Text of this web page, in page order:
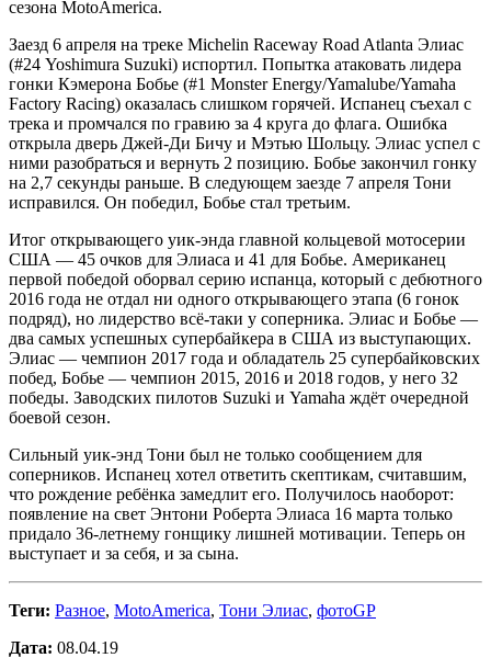
сезона MotoAmerica.
Заезд 6 апреля на треке Michelin Raceway Road Atlanta Элиас
(#24 Yoshimura Suzuki) испортил. Попытка атаковать лидера
гонки Кэмерона Бобье (#1 Monster Energy/Yamalube/Yamaha
Factory Racing) оказалась слишком горячей. Испанец съехал с
трека и промчался по гравию за 4 круга до флага. Ошибка
открыла дверь Джей-Ди Бичу и Мэтью Шольцу. Элиас успел с
ними разобраться и вернуть 2 позицию. Бобье закончил гонку
на 2,7 секунды раньше. В следующем заезде 7 апреля Тони
исправился. Он победил, Бобье стал третьим.
Итог открывающего уик-энда главной кольцевой мотосерии
США — 45 очков для Элиаса и 41 для Бобье. Американец
первой победой оборвал серию испанца, который с дебютного
2016 года не отдал ни одного открывающего этапа (6 гонок
подряд), но лидерство всё-таки у соперника. Элиас и Бобье —
два самых успешных супербайкера в США из выступающих.
Элиас — чемпион 2017 года и обладатель 25 супербайковских
побед, Бобье — чемпион 2015, 2016 и 2018 годов, у него 32
победы. Заводских пилотов Suzuki и Yamaha ждёт очередной
боевой сезон.
Сильный уик-энд Тони был не только сообщением для
соперников. Испанец хотел ответить скептикам, считавшим,
что рождение ребёнка замедлит его. Получилось наоборот:
появление на свет Энтони Роберта Элиаса 16 марта только
придало 36-летнему гонщику лишней мотивации. Теперь он
выступает и за себя, и за сына.
Теги: Разное, MotoAmerica, Тони Элиас, фотоGP
Дата: 08.04.19